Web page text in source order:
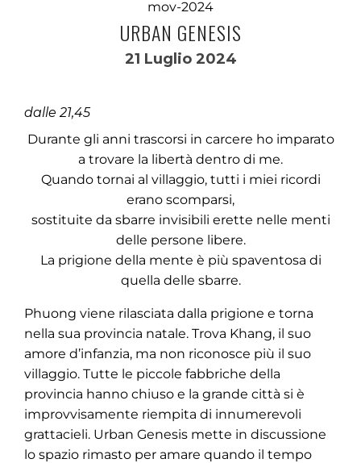
mov-2024
URBAN GENESIS
21 Luglio 2024
dalle 21,45
Durante gli anni trascorsi in carcere ho imparato
a trovare la libertà dentro di me.
Quando tornai al villaggio, tutti i miei ricordi
erano scomparsi,
sostituite da sbarre invisibili erette nelle menti
delle persone libere.
La prigione della mente è più spaventosa di
quella delle sbarre.
Phuong viene rilasciata dalla prigione e torna
nella sua provincia natale. Trova Khang, il suo
amore d’infanzia, ma non riconosce più il suo
villaggio. Tutte le piccole fabbriche della
provincia hanno chiuso e la grande città si è
improvvisamente riempita di innumerevoli
grattacieli. Urban Genesis mette in discussione
lo spazio rimasto per amare quando il tempo